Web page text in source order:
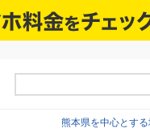
熊本県を中心とす